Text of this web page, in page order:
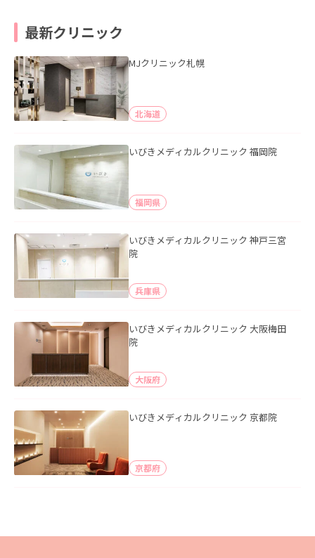
最新クリニック
MJクリニック札幌
北海道
いびきメディカルクリニック 福岡院
福岡県
いびきメディカルクリニック 神戸三宮
院
兵庫県
いびきメディカルクリニック 大阪梅田
院
大阪府
いびきメディカルクリニック 京都院
京都府